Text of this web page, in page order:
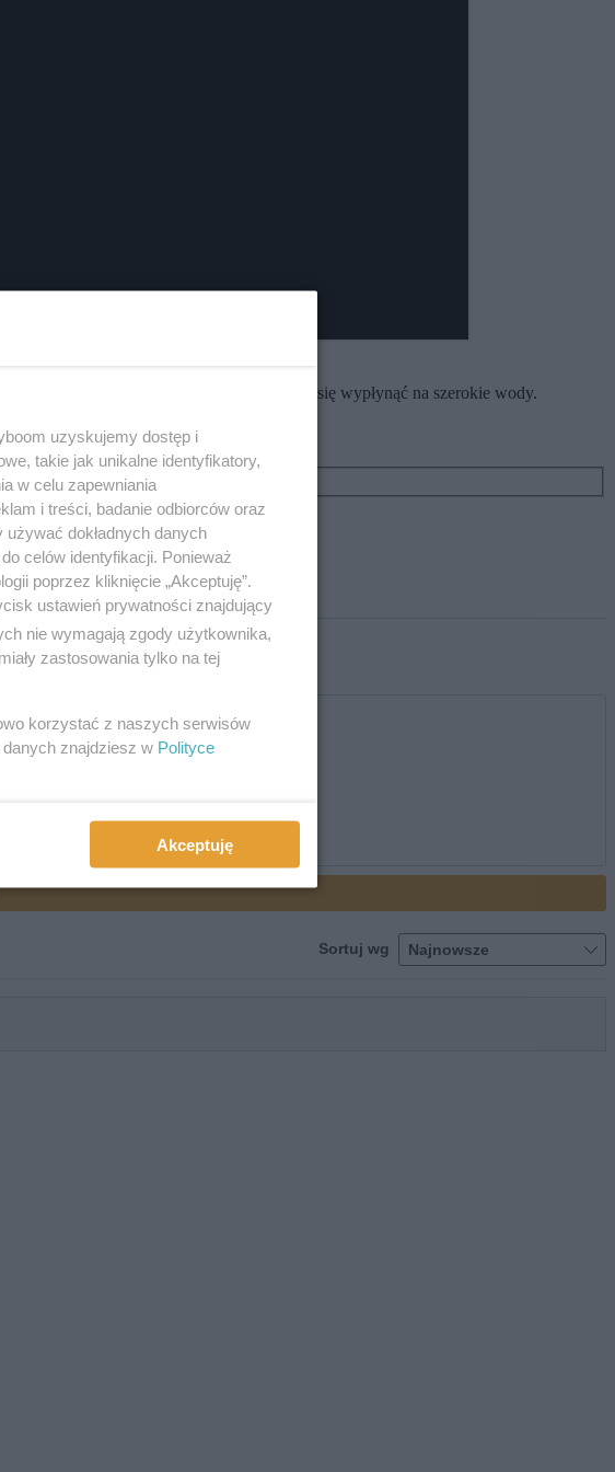
Bardzo żałowałam, że nie zdecydowała się wypłynąć na szerokie wody.
uzyskujemy dostęp i
takie jak unikalne identyfikatory,
w celu zapewniania
i treści, badanie odbiorców oraz
dokładnych danych
celów identyfikacji. Ponieważ
poprzez kliknięcie „Akceptuję”.
ustawień prywatności znajdujący
nie wymagają zgody użytkownika,
zastosowania tylko na tej
korzystać z naszych serwisów
znajdziesz w Polityce
Akceptuję